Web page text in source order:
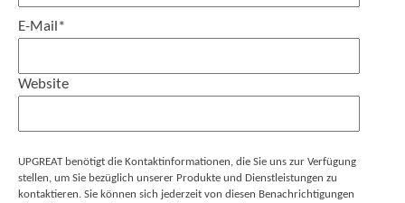
E-Mail *
Website
UPGREAT benötigt die Kontaktinformationen, die Sie uns zur Verfügung
stellen, um Sie bezüglich unserer Produkte und Dienstleistungen zu
kontaktieren. Sie können sich jederzeit von diesen Benachrichtigungen